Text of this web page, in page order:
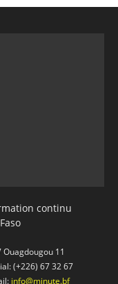
continu
Ouagdougou 11
(+226) 67 32 67
info@minute.bf